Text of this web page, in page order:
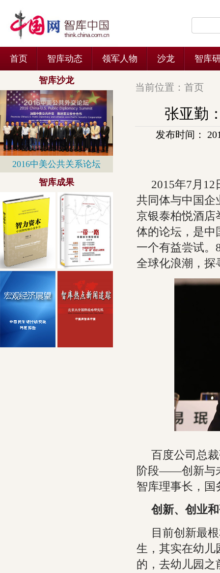
当前位置： 首页
张亚勤
发布时间：
2015年7月
共同体与中国企
京银泰柏悦酒店
体的论坛，是中
一个有益尝试。
全球化浪潮，探
百度公司总
阶段——创新与
智库理事长，国
创新、创业
目前创新最
生，其实在幼儿
的，去幼儿园之